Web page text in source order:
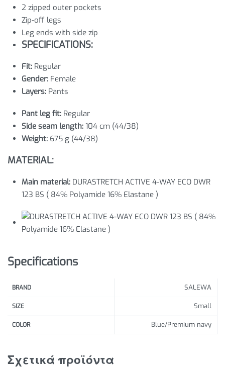
2 zipped outer pockets
Zip-off legs
Leg ends with side zip
SPECIFICATIONS:
Fit: Regular
Gender: Female
Layers: Pants
Pant leg fit: Regular
Side seam length:104 cm (44/38)
Weight: 675 g (44/38)
MATERIAL:
Main material: DURASTRETCH ACTIVE 4-WAY ECO DWR
123 BS ( 84% Polyamide 16% Elastane )
Specifications
BRAND SALEWA
SIZE Small
COLOR Blue/Premium navy
Σχετικά προϊόντα